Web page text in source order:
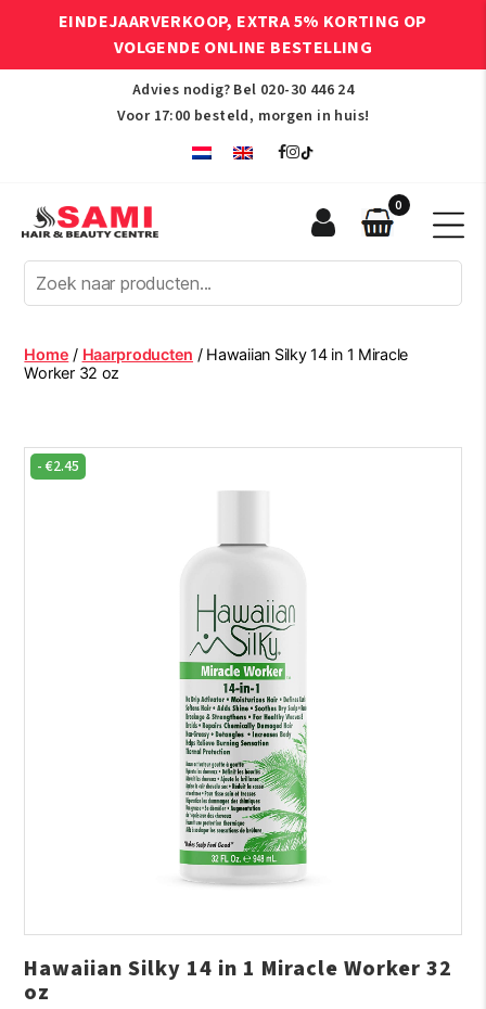
EINDEJAARVERKOOP, EXTRA 5% KORTING OP
VOLGENDE ONLINE BESTELLING
Advies nodig? Bel 020-30 446 24
Voor 17:00 besteld, morgen in huis!
Afro
Hair
Beauty
Centre
0
Home / Haarproducten / Hawaiian Silky 14 in 1 Miracle
Worker 32 oz
-€2.45
Hawaiian Silky 14 in 1 Miracle Worker 32
oz